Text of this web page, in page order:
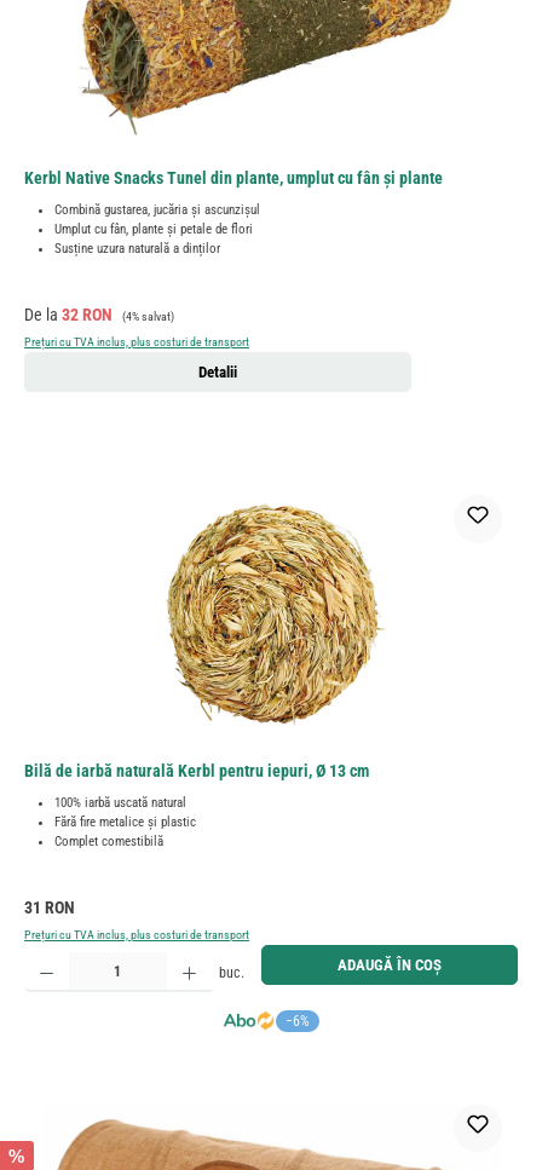
Kerbl Native Snacks Tunel din plante, umplut cu fân și plante
Combină gustarea, jucăria și ascunzișul
Umplut cu fân, plante și petale de flori
Susține uzura naturală a dinților
Preț de vânzare:
De la 32 RON Preț obișnuit:
(4% salvat)
Prețuri cu TVA inclus, plus costuri de transport
Detalii
Bilă de iarbă naturală Kerbl pentru iepuri, Ø 13 cm
100% iarbă uscată natural
Fără fire metalice și plastic
Complet comestibilă
Preț obișnuit:
31 RON
Prețuri cu TVA inclus, plus costuri de transport
−6%
Cantitate produs: Introduceți cantitatea dorită sau utilizați butoanele pentru a mări sau micșora
buc. ADAUGĂ ÎN COȘ
%